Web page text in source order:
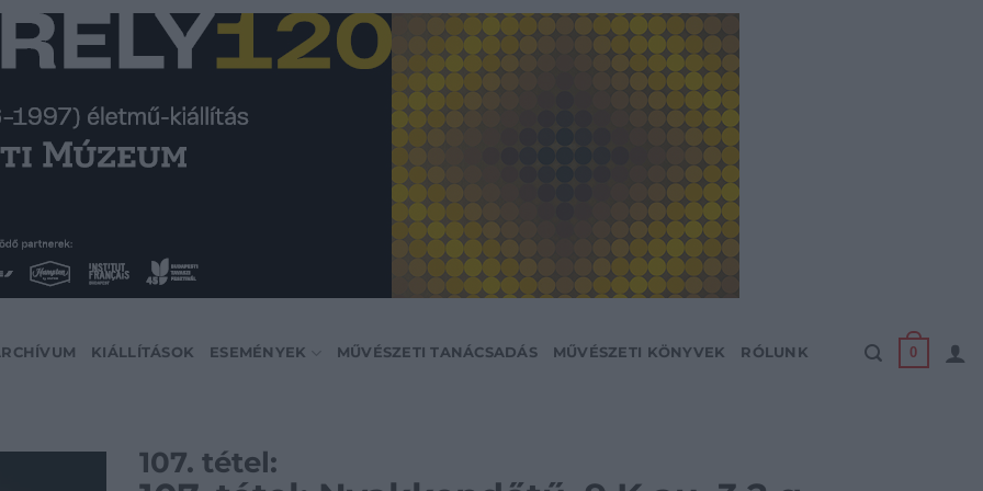
KIÁLLÍTÁSOK ESEMÉNYEK MŰVÉSZETI TANÁCSADÁS MŰVÉSZETI KÖNYVEK RÓLUNK 0
107. tétel: